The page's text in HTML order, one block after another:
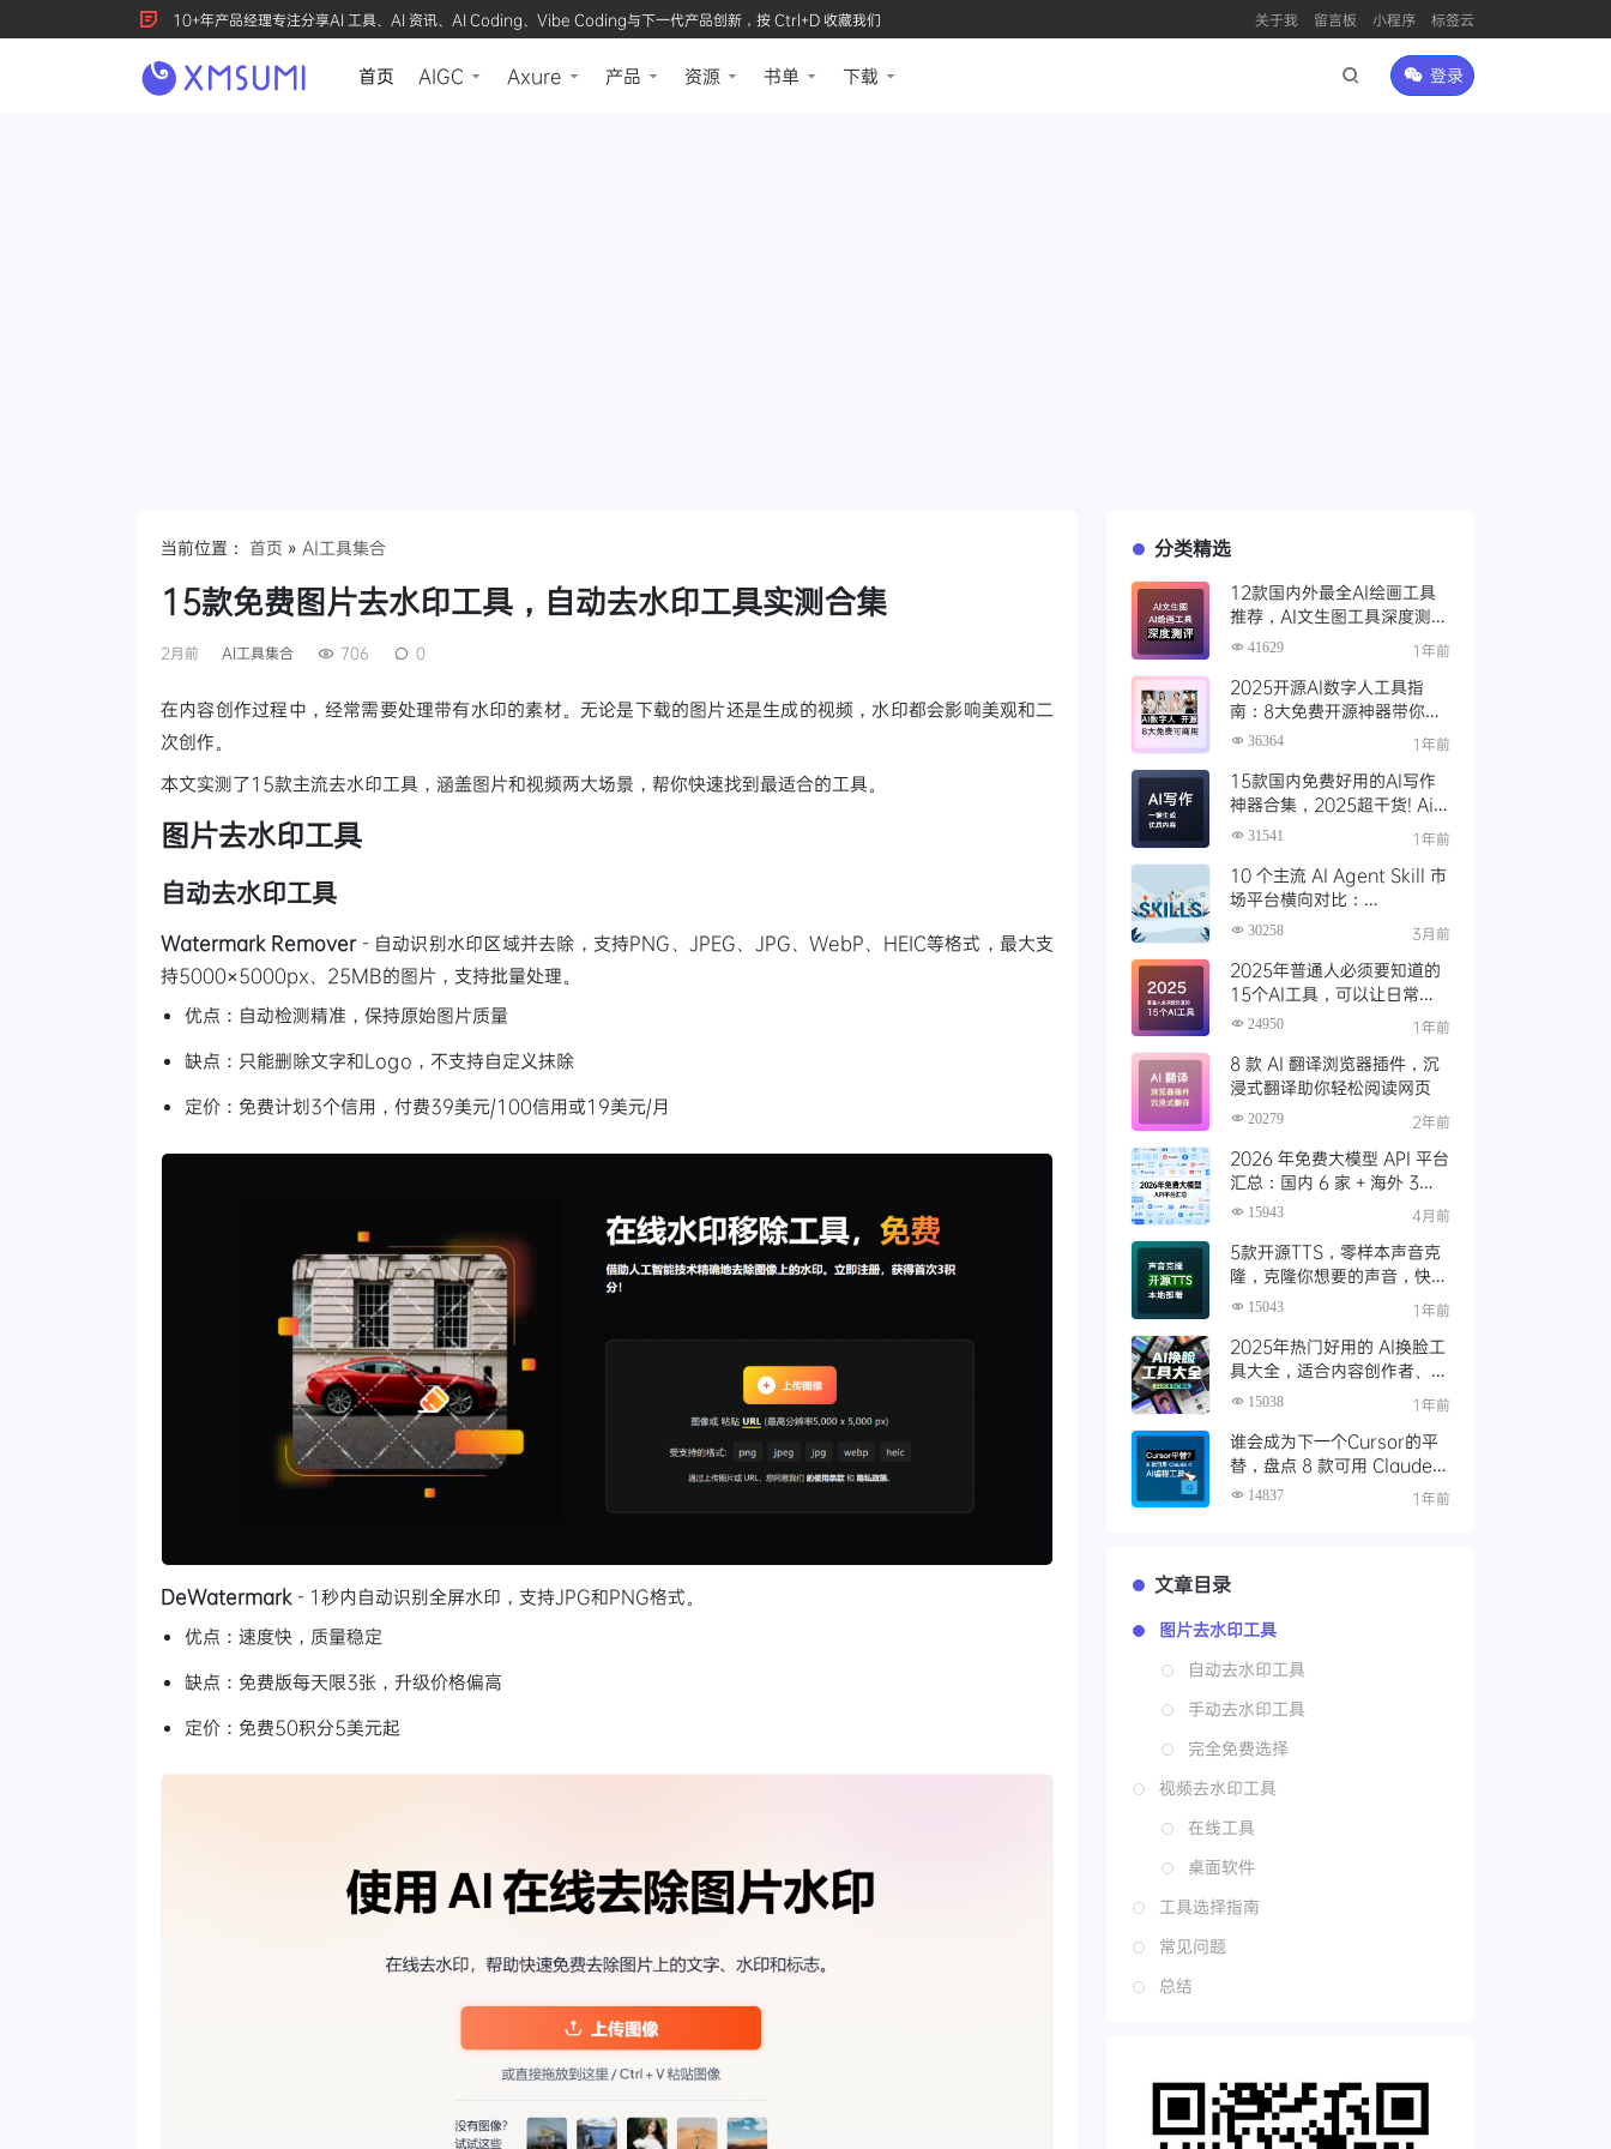
10+年产品经理专注分享AI 工具、AI 资讯、AI Coding、Vibe Coding与下一代产品创新，按 Ctrl+D 收藏我们 关于我 留言板 小程序 标签云
首页 AIGC Axure 产品 资源 书单 下载 登录
当前位置： 首页 » AI工具集合
15款免费图片去水印工具，自动去水印工具实测合集
2月前 AI工具集合 706 0
在内容创作过程中，经常需要处理带有水印的素材。无论是下载的图片还是生成的视频，水印都会影响美观和二
次创作。
本文实测了15款主流去水印工具，涵盖图片和视频两大场景，帮你快速找到最适合的工具。
图片去水印工具
自动去水印工具
Watermark Remover- 自动识别水印区域并去除，支持PNG、JPEG、JPG、WebP、HEIC等格式，最大支
持5000×5000px、25MB的图片，支持批量处理。
优点：自动检测精准，保持原始图片质量
缺点：只能删除文字和Logo，不支持自定义抹除
定价：免费计划3个信用，付费39美元/100信用或19美元/月
DeWatermark - 1秒内自动识别全屏水印，支持JPG和PNG格式。
优点：速度快，质量稳定
缺点：免费版每天限3张，升级价格偏高
定价：免费50积分5美元起
分类精选
12款国内外最全AI绘画工具
推荐，AI文生图工具深度测评
与场景化对比
41629 1年前
2025开源AI数字人工具指
南：8大免费开源神器带你免
费解锁可商用的AI数字人
36364 1年前
15款国内免费好用的AI写作
神器合集，2025超干货! Ai
写作工具推荐，支持论文长文
31541 1年前
10 个主流 AI Agent Skill 市
场平台横向对比：
Clawhub、Skillsmp、
30258 3月前
2025年普通人必须要知道的
15个AI工具，可以让日常工
作效率大幅度提升
24950 1年前
8 款 AI 翻译浏览器插件，沉
浸式翻译助你轻松阅读网页
20279 2年前
2026 年免费大模型 API 平台
汇总：国内 6 家 + 海外 3
家，零成本调用顶级模型
15943 4月前
5款开源TTS，零样本声音克
隆，克隆你想要的声音，快速
本地部署（含一键包下载）
15043 1年前
2025年热门好用的 AI换脸工
具大全，适合内容创作者、视
频剪辑师、特效制作、AI 爱
15038 1年前
谁会成为下一个Cursor的平
替，盘点 8 款可用 Claude 4
的AI编程工具
14837 1年前
文章目录
图片去水印工具
自动去水印工具
手动去水印工具
完全免费选择
视频去水印工具
在线工具
桌面软件
工具选择指南
常见问题
总结